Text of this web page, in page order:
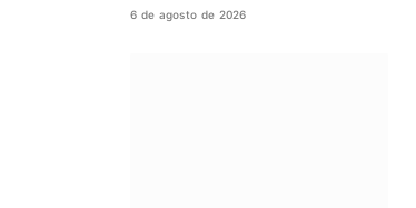
6 de agosto de 2026